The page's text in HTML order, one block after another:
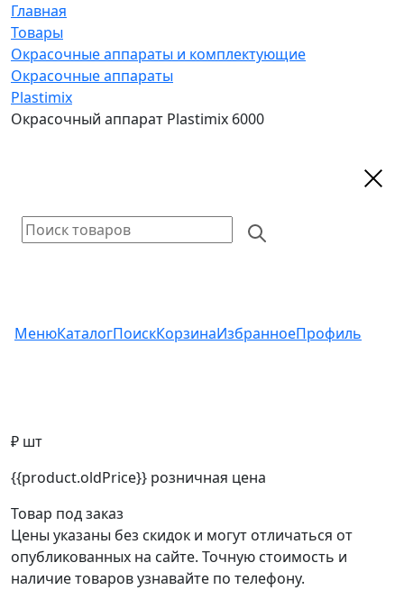
Главная
Товары
Окрасочные аппараты и комплектующие
Окрасочные аппараты
Plastimix
Окрасочный аппарат Plastimix 6000
МенюКаталогПоискКорзинаИзбранноеПрофиль
₽ шт
{{product.oldPrice}} розничная цена
Товар под заказ
Цены указаны без скидок и могут отличаться от
опубликованных на сайте. Точную стоимость и
наличие товаров узнавайте по телефону.